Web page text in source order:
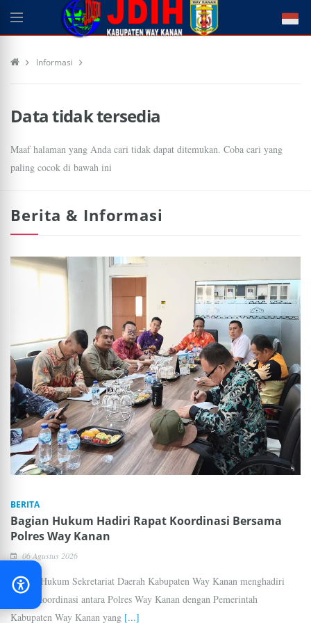
Informasi
Data tidak tersedia
Maaf halaman yang Anda cari tidak dapat ditemukan. Coba cari yang
paling cocok di bawah ini
Berita & Informasi
BERITA
Bagian Hukum Hadiri Rapat Koordinasi Bersama
Polres Way Kanan
06 Agustus 2026
Bagian Hukum Sekretariat Daerah Kabupaten Way Kanan menghadiri
Rapat Koordinasi antara Polres Way Kanan dengan Pemerintah
Kabupaten Way Kanan yang [...]